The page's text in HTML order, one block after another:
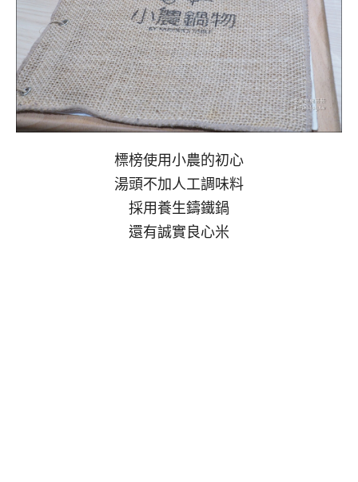
標榜使用小農的初心
湯頭不加人工調味料
採用養生鑄鐵鍋
還有誠實良心米